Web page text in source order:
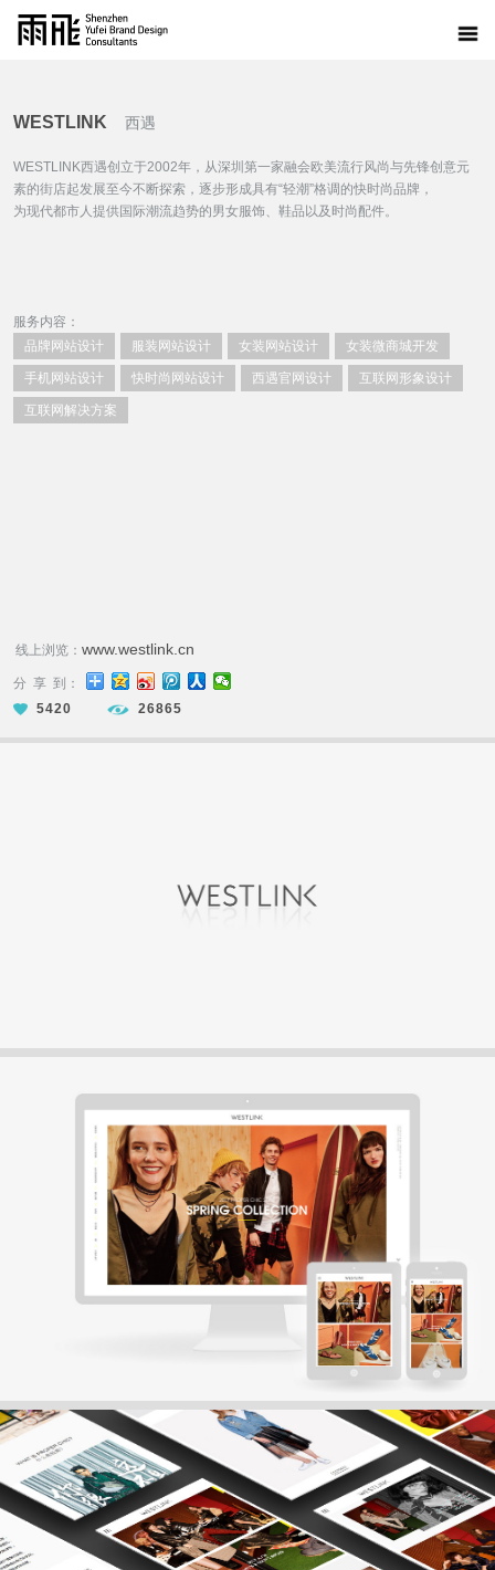
WESTLINK 西遇
WESTLINK西遇创立于2002年，从深圳第一家融会欧美流行风尚与先锋创意元
素的街店起发展至今不断探索，逐步形成具有“轻潮”格调的快时尚品牌，
为现代都市人提供国际潮流趋势的男女服饰、鞋品以及时尚配件。
服务内容：
品牌网站设计
服装网站设计 女装网站设计 女装微商城开发
手机网站设计 快时尚网站设计 西遇官网设计 互联网形象设计
互联网解决方案
线上浏览： www.westlink.cn
分 享 到：
5420
26865